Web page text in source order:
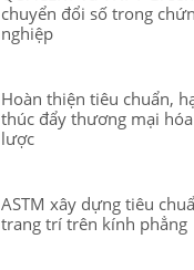
chuyển đổi số trong
nghiệp
Hoàn thiện tiêu chuẩn,
thúc đẩy thương mại
lược
ASTM xây dựng tiêu
trang trí trên kính phẳng